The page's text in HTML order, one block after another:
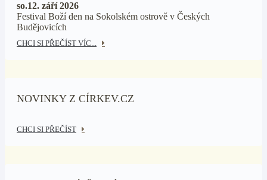
so.12. září 2026
Festival Boží den na Sokolském ostrově v Českých
Budějovicích
CHCI SI PŘEČÍST VÍC...
NOVINKY Z CÍRKEV.CZ
CHCI SI PŘEČÍST